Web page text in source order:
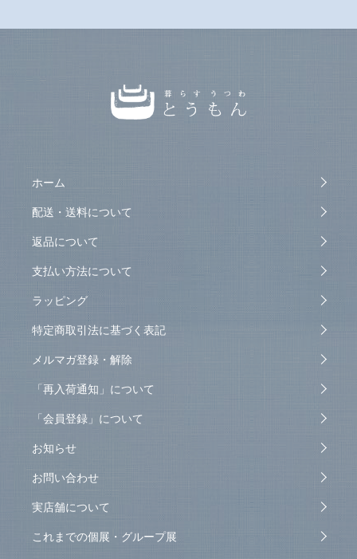
ホーム
配送・送料について
返品について
支払い方法について
ラッピング
特定商取引法に基づく表記
メルマガ登録・解除
「再入荷通知」について
「会員登録」について
お知らせ
お問い合わせ
実店舗について
これまでの個展・グループ展